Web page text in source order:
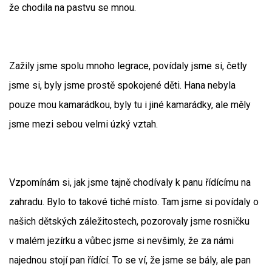
že chodila na pastvu se mnou.
Zažily jsme spolu mnoho legrace, povídaly jsme si, četly
jsme si, byly jsme prostě spokojené děti. Hana nebyla
pouze mou kamarádkou, byly tu i jiné kamarádky, ale měly
jsme mezi sebou velmi úzký vztah.
Vzpomínám si, jak jsme tajně chodívaly k panu řídícímu na
zahradu. Bylo to takové tiché místo. Tam jsme si povídaly o
našich dětských záležitostech, pozorovaly jsme rosničku
v malém jezírku a vůbec jsme si nevšimly, že za námi
najednou stojí pan řídící. To se ví, že jsme se bály, ale pan